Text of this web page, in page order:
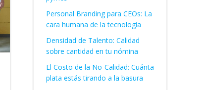
Personal Branding para CEOs: La
cara humana de la tecnología
Densidad de Talento: Calidad
sobre cantidad en tu nómina
El Costo de la No-Calidad: Cuánta
plata estás tirando a la basura